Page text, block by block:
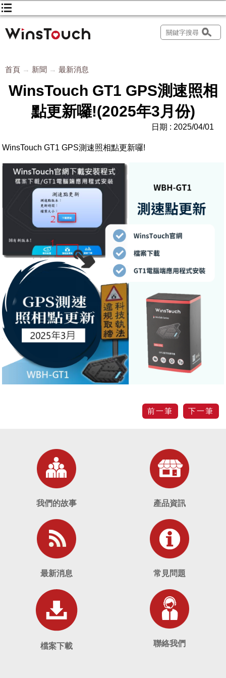
首頁 新聞 最新消息
WinsTouch GT1 GPS測速照相
點更新囉!(2025年3月份)
日期 : 2025/04/01
WinsTouch GT1 GPS測速照相點更新囉!
我們的故事 產品資訊
最新消息 常見問題
檔案下載 聯絡我們